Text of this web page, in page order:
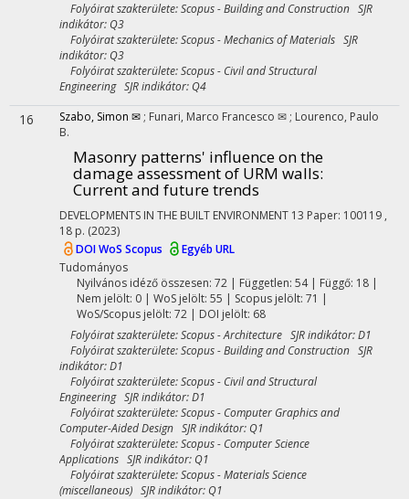
Folyóirat szakterülete: Scopus - Building and Construction SJR
indikátor: Q3
Folyóirat szakterülete: Scopus - Mechanics of Materials SJR
indikátor: Q3
Folyóirat szakterülete: Scopus - Civil and Structural
Engineering SJR indikátor: Q4
16 Szabo, Simon ✉ ; Funari, Marco Francesco ✉ ; Lourenco, Paulo
B.
Masonry patterns' influence on the
damage assessment of URM walls:
Current and future trends
DEVELOPMENTS IN THE BUILT ENVIRONMENT 13 Paper: 100119 ,
18 p. (2023)
DOIWoS Scopus
Egyéb URL
Tudományos
Nyilvános idéző összesen: 72| Független: 54 | Függő: 18 |
Nem jelölt: 0 | WoS jelölt: 55 | Scopus jelölt: 71 |
WoS/Scopus jelölt: 72 | DOI jelölt: 68
Folyóirat szakterülete: Scopus - Architecture SJR indikátor: D1
Folyóirat szakterülete: Scopus - Building and Construction SJR
indikátor: D1
Folyóirat szakterülete: Scopus - Civil and Structural
Engineering SJR indikátor: D1
Folyóirat szakterülete: Scopus - Computer Graphics and
Computer-Aided Design SJR indikátor: Q1
Folyóirat szakterülete: Scopus - Computer Science
Applications SJR indikátor: Q1
Folyóirat szakterülete: Scopus - Materials Science
(miscellaneous) SJR indikátor: Q1